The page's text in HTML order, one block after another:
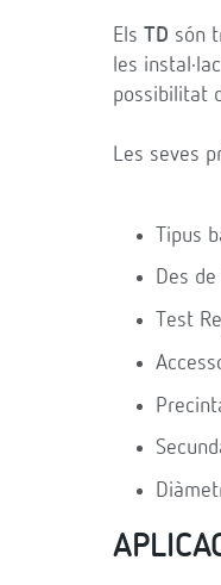
Els TD són
les
possibilitat
Les seves
Tipus
Des
Test